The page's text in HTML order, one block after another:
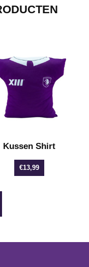
Kussen Shirt
€13,99